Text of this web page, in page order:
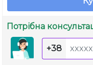
Потрібна
+38